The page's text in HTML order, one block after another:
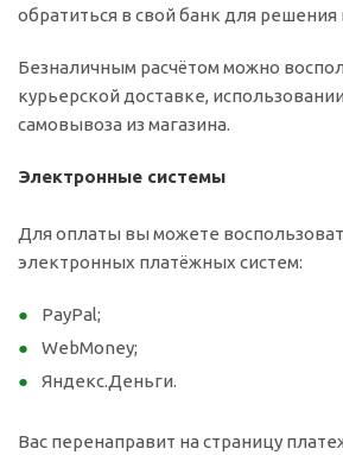
обратиться в свой банк для решения
Безналичным расчётом можно
курьерской доставке,
самовывоза из магазина.
Электронные системы
Для оплаты вы можете
электронных платёжных систем:
PayPal;
WebMoney;
Яндекс.Деньги.
Вас перенаправит на страницу